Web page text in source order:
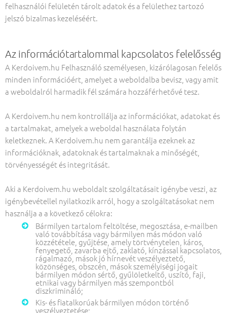
felhasználói felületén tárolt adatok és a felülethez tartozó
jelszó bizalmas kezeléséért.
Az információtartalommal kapcsolatos felelősség
A Kerdoivem.hu Felhasználó személyesen, kizárólagosan felelős
minden információért, amelyet a weboldalba bevisz, vagy amit
a weboldalról harmadik fél számára hozzáférhetővé tesz.
A Kerdoivem.hu nem kontrollálja az információkat, adatokat és
a tartalmakat, amelyek a weboldal használata folytán
keletkeznek. A Kerdoivem.hu nem garantálja ezeknek az
információknak, adatoknak és tartalmaknak a minőségét,
törvényességét és integritását.
Aki a Kerdoivem.hu weboldalt szolgáltatásait igénybe veszi, az
igénybevétellel nyilatkozik arról, hogy a szolgáltatásokat nem
használja a a következő célokra:
Bármilyen tartalom feltöltése, megosztása, e-mailben
való továbbítása vagy bármilyen más módon való
közzététele, gyűjtése, amely törtvénytelen, káros,
fenyegető, zavarba ejtő, zaklató, kínzással kapcsolatos,
rágalmazó, mások jó hírnevét veszélyeztető,
közönséges, obszcén, mások személyiségi jogait
bármilyen módon sértő, gyűlöletkeltő, uszító, faji,
etnikai vagy bármilyen más szempontból
diszkrimináló;
Kis- és fiatalkorúak bármilyen módon történő
veszélyeztetése;